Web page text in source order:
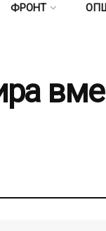
ФРОНТ